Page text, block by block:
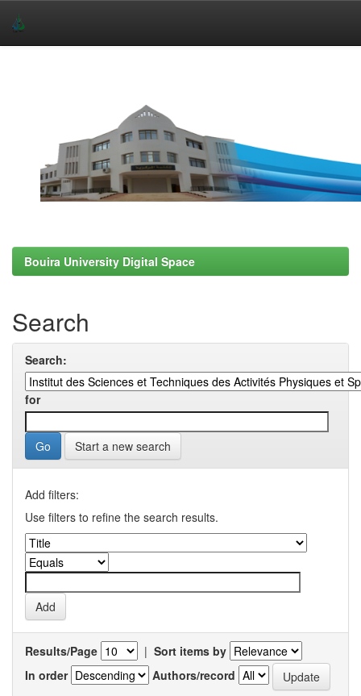
Bouira University Digital Space
Search
Search:
for
Start a new search
Add filters:
Use filters to refine the search results.
Results/Page | Sort items by
In order
Authors/record